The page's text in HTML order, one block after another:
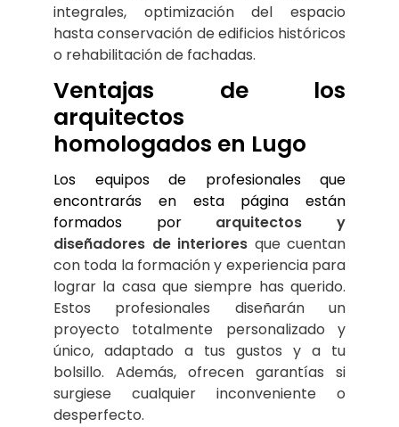
integrales, optimización del espacio
hasta conservación de edificios históricos
o rehabilitación de fachadas.
Ventajas de los
arquitectos
homologados en Lugo
Los equipos de profesionales que
encontrarás en esta página están
formados por arquitectos y
diseñadores de interiores que cuentan
con toda la formación y experiencia para
lograr la casa que siempre has querido.
Estos profesionales diseñarán un
proyecto totalmente personalizado y
único, adaptado a tus gustos y a tu
bolsillo. Además, ofrecen garantías si
surgiese cualquier inconveniente o
desperfecto.